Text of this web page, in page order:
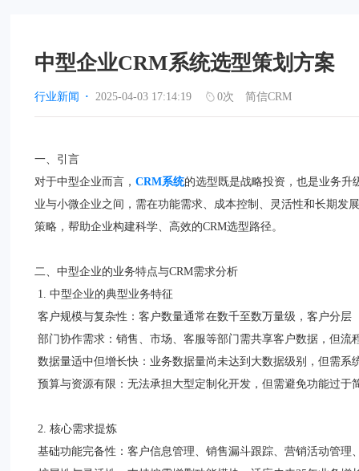
中型企业CRM系统选型策划方案
行业新闻 · 2025-04-03 17:14:19 0次 简信CRM
一、引言
对于中型企业而言，CRM系统的选型既是战略投资，也是业务升
业与小微企业之间，需在功能需求、成本控制、灵活性和长期发
策略，帮助企业构建科学、高效的CRM选型路径。
二、中型企业的业务特点与CRM需求分析
1. 中型企业的典型业务特征
客户规模与复杂性：客户数量通常在数千至数万量级，客户分
部门协作需求：销售、市场、客服等部门需共享客户数据，但
数据量适中但增长快：业务数据量尚未达到大数据级别，但需
预算与资源有限：无法承担大型定制化开发，但需避免功能过
2. 核心需求提炼
基础功能完备性：客户信息管理、销售漏斗跟踪、营销活动管